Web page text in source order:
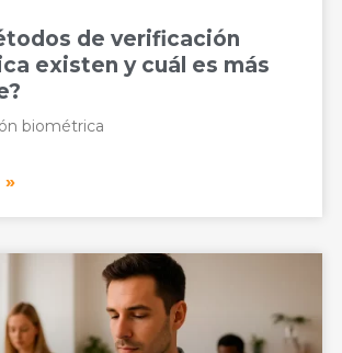
de verificación
existen y cuál es más
biométrica
»